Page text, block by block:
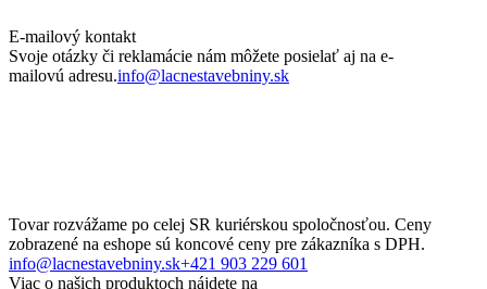
E-mailový kontakt
Svoje otázky či reklamácie nám môžete posielať aj na e-
mailovú adresu.info@lacnestavebniny.sk
Tovar rozvážame po celej SR kuriérskou spoločnosťou. Ceny
zobrazené na eshope sú koncové ceny pre zákazníka s DPH.
info@lacnestavebniny.sk+421 903 229 601
Viac o našich produktoch nájdete na